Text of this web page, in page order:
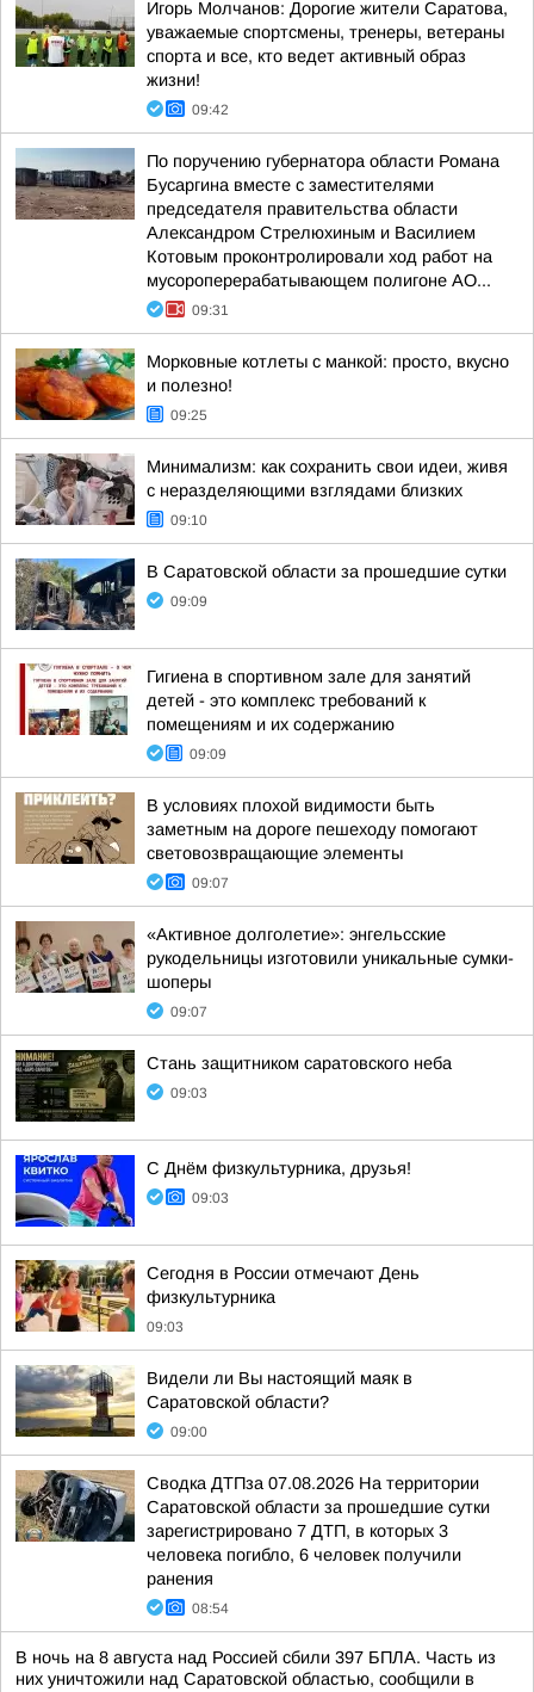
Игорь Молчанов: Дорогие жители Саратова,
уважаемые спортсмены, тренеры, ветераны
спорта и все, кто ведет активный образ
жизни!
09:42
По поручению губернатора области Романа
Бусаргина вместе с заместителями
председателя правительства области
Александром Стрелюхиным и Василием
Котовым проконтролировали ход работ на
мусороперерабатывающем полигоне АО...
09:31
Морковные котлеты с манкой: просто, вкусно
и полезно!
09:25
Минимализм: как сохранить свои идеи, живя
с неразделяющими взглядами близких
09:10
В Саратовской области за прошедшие сутки
09:09
Гигиена в спортивном зале для занятий
детей - это комплекс требований к
помещениям и их содержанию
09:09
В условиях плохой видимости быть
заметным на дороге пешеходу помогают
световозвращающие элементы
09:07
«Активное долголетие»: энгельсские
рукодельницы изготовили уникальные сумки-
шоперы
09:07
Стань защитником саратовского неба
09:03
С Днём физкультурника, друзья!
09:03
Сегодня в России отмечают День
физкультурника
09:03
Видели ли Вы настоящий маяк в
Саратовской области?
09:00
Сводка ДТПза 07.08.2026 На территории
Саратовской области за прошедшие сутки
зарегистрировано 7 ДТП, в которых 3
человека погибло, 6 человек получили
ранения
08:54
В ночь на 8 августа над Россией сбили 397 БПЛА. Часть из
них уничтожили над Саратовской областью, сообщили в